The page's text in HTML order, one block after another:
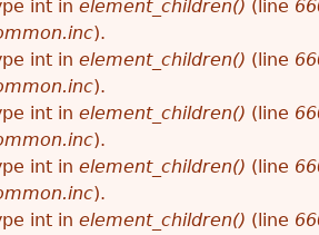
int in element_children() (line
).
int in element_children() (line
).
int in element_children() (line
).
int in element_children() (line
).
int in element_children() (line